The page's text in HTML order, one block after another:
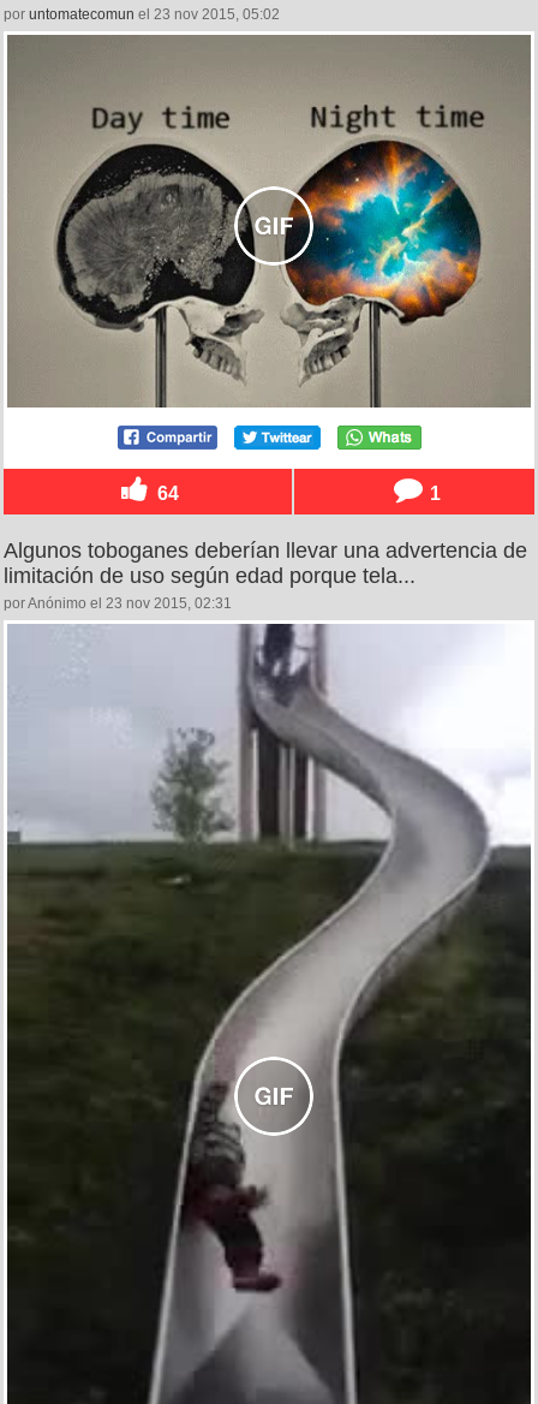
por untomatecomun el 23 nov 2015, 05:02
64 1
Algunos toboganes deberían llevar una advertencia de
limitación de uso según edad porque tela...
por Anónimo el 23 nov 2015, 02:31